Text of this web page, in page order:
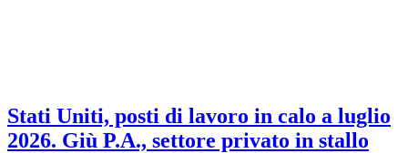
Stati Uniti, posti di lavoro in calo a luglio
2026. Giù P.A., settore privato in stallo